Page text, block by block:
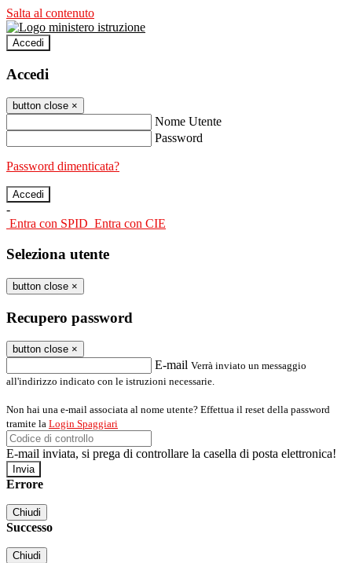
Salta al contenuto
Accedi
Accedi
button close ×
Nome Utente
Password
Password dimenticata?
-
Entra con SPID Entra con CIE
Seleziona utente
button close ×
Recupero password
button close ×
E-mail Verrà inviato un messaggio
all'indirizzo indicato con le istruzioni necessarie.
Non hai una e-mail associata al nome utente? Effettua il reset della password
tramite la Login Spaggiari
E-mail inviata, si prega di controllare la casella di posta elettronica!
Errore
Chiudi
Successo
Chiudi